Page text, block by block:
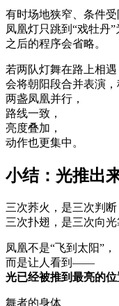
有时场地狭窄、条件受
凤凰灯只跳到“戏牡丹”
之后的程序会省略。
若两队灯舞在路上相遇
会将朝阳段合并表演，
两盏凤凰并行，
路线一致，
亮度叠加，
动作也更集中。
小结：光推出
三次荞火，是三次判断
三次扑翅，是三次向光
凤凰不是“飞到太阳”，
而是让人看到——
光已经被推到最亮的位
舞者的身体